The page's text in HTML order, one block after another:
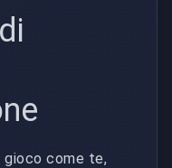
gioco come te,